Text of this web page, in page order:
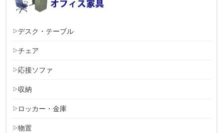
デスク・テーブル
チェア
応接ソファ
収納
ロッカー・金庫
物置